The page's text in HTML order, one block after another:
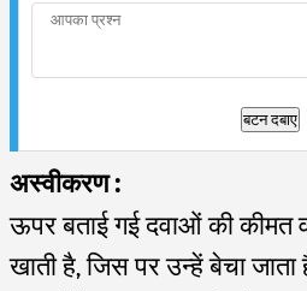
बटन दबाए
अस्वीकरण :
ऊपर बताई गई दवाओं की कीमत
खाती है, जिस पर उन्हें बेचा